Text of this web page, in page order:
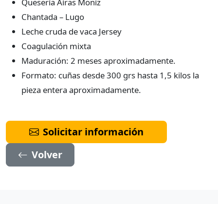
Quesería Airas Moniz
Chantada – Lugo
Leche cruda de vaca Jersey
Coagulación mixta
Maduración: 2 meses aproximadamente.
Formato: cuñas desde 300 grs hasta 1,5 kilos la
pieza entera aproximadamente.
Solicitar información
Volver